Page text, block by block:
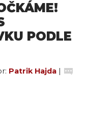
PODLE
Patrik Hajda |